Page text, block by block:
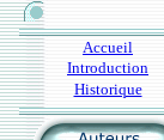
Accueil
Introduction
Historique